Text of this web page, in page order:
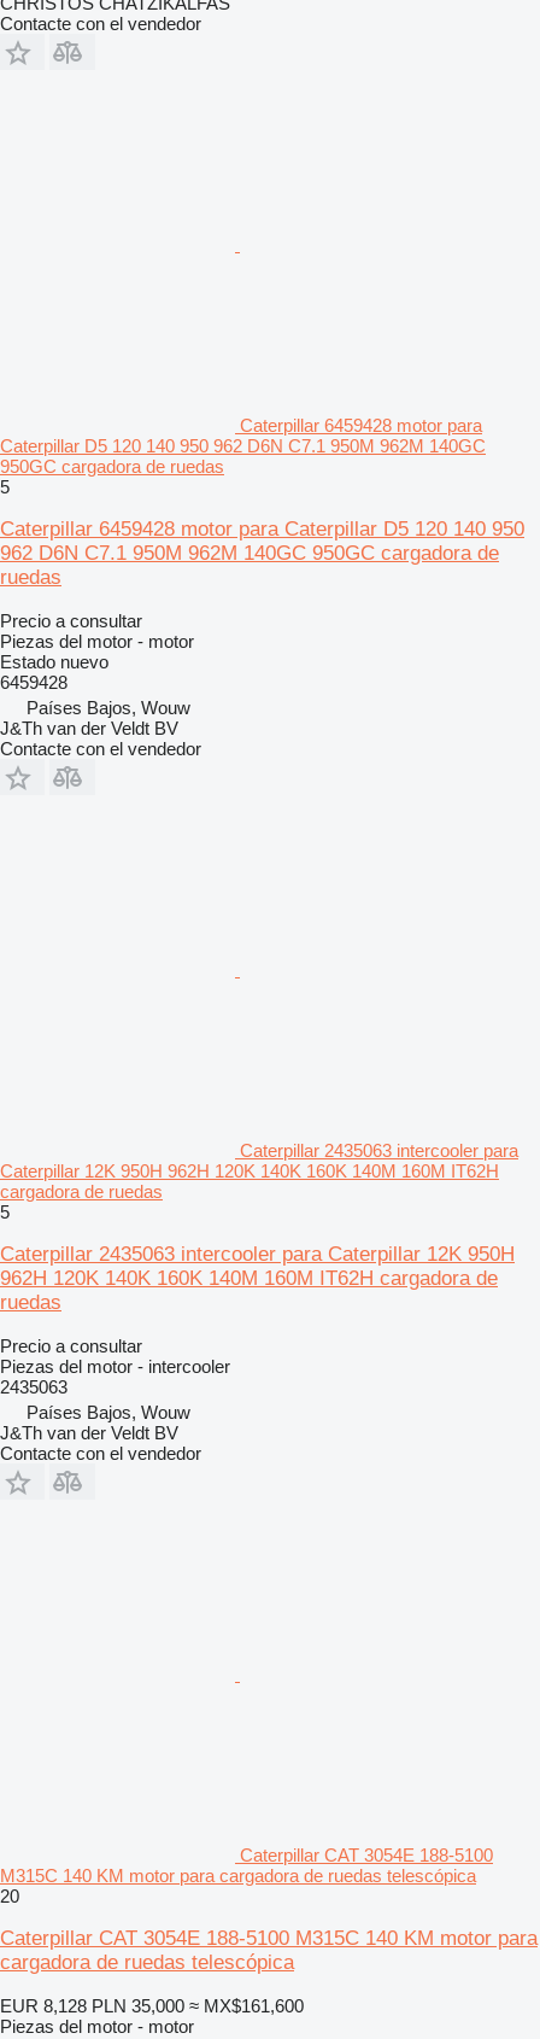
Contacte con el vendedor
Caterpillar 6459428 motor para
Caterpillar D5 120 140 950 962 D6N C7.1 950M 962M 140GC
950GC cargadora de ruedas
5
Caterpillar 6459428 motor para Caterpillar D5 120 140 950
962 D6N C7.1 950M 962M 140GC 950GC cargadora de
ruedas
Precio a consultar
Piezas del motor - motor
Estado nuevo
6459428
Países Bajos, Wouw
J&Th van der Veldt BV
Contacte con el vendedor
Caterpillar 2435063 intercooler para
Caterpillar 12K 950H 962H 120K 140K 160K 140M 160M IT62H
cargadora de ruedas
5
Caterpillar 2435063 intercooler para Caterpillar 12K 950H
962H 120K 140K 160K 140M 160M IT62H cargadora de
ruedas
Precio a consultar
Piezas del motor - intercooler
2435063
Países Bajos, Wouw
J&Th van der Veldt BV
Contacte con el vendedor
Caterpillar CAT 3054E 188-5100
M315C 140 KM motor para cargadora de ruedas telescópica
20
Caterpillar CAT 3054E 188-5100 M315C 140 KM motor para
cargadora de ruedas telescópica
EUR 8,128 PLN 35,000 ≈ MX$161,600
Piezas del motor - motor